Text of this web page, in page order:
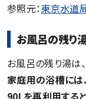
参照元：東京水道
お風呂の残り
お風呂の残り湯は
家庭用の浴槽には
90Lを再利用する